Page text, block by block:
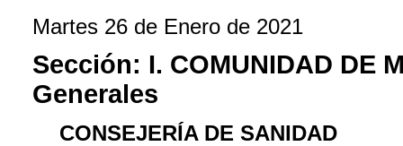
Martes 26 de Enero de 2021
Sección: I. COMUNIDAD DE
Generales
CONSEJERÍA DE SANIDAD